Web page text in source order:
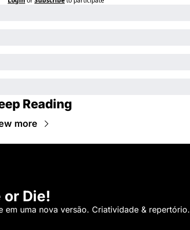
Reading
more
Die!
em uma nova versão. Criatividade & repertório.